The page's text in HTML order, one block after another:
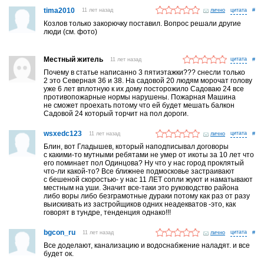
tima2010 11 лет назад лично #
Козлов только закорючку поставил. Вопрос решали другие
люди (см. фото)
Местный житель 11 лет назад #
Почему в статье написанно 3 пятиэтажки??? снесли только
2 это Северная 36 и 38. На садовой 20 людям морочат голову
уже 6 лет вплотную к их дому посторожило Садоваю 24 все
противопожарные нормы нарушены. Пожарная Машина
не сможет проехать потому что ей будет мешать балкон
Садовой 24 который торчит на пол дороги.
wsxedc123 11 лет назад лично #
Блин, вот Гладышев, который наподписывал договоры
с какими-то мутными ребятами не умер от икоты за 10 лет что
его поминает пол Одинцова? Ну что у нас город проклятый
что-ли какой-то? Все ближнее подмосковье застраивают
с бешеной скоростью- у нас 11 ЛЕТ сопли жуют и наматывают
местным на уши. Значит все-таки это руководство района
либо воры либо безграмотные дураки потому как раз от разу
выискивать из застройщиков одних неадекватов -это, как
говорят в тундре, тенденция однако!!!
bgcon_ru 11 лет назад лично #
Все доделают, канализацию и водоснабжение наладят. и все
будет ок.